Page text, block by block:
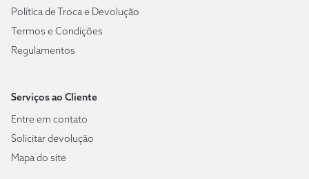
Política de Troca e Devolução
Termos e Condições
Regulamentos
Serviços ao Cliente
Entre em contato
Solicitar devolução
Mapa do site